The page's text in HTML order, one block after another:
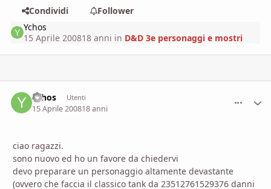
Condividi
Follower
Ychos
15 Aprile 200818 anni in D&D 3e personaggi e mostri
Ychos Utenti
15 Aprile 200818 anni
ciao ragazzi.
sono nuovo ed ho un favore da chiedervi
devo preparare un personaggio altamente devastante
(ovvero che faccia il classico tank da 23512761529376 danni